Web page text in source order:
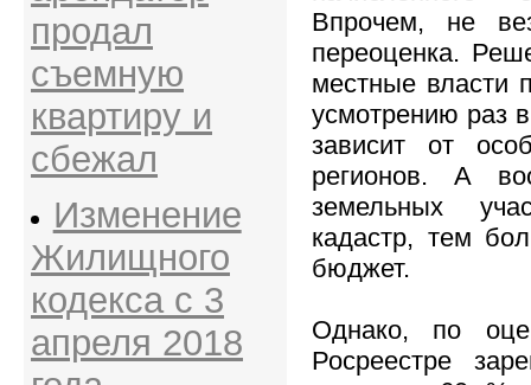
продал
съемную
квартиру и
сбежал
Изменение
Жилищного
кодекса с 3
апреля 2018
Впрочем, не
переоценка.
местные власти
усмотрению раз
зависит от
регионов. А
земельных
кадастр, тем
бюджет.
Однако, по
Росреестре